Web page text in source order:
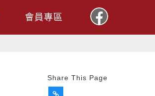
會員專區
Share This Page